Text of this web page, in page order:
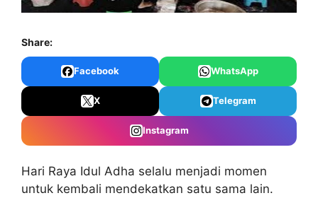
Share:
Facebook WhatsApp
X Telegram
Instagram
Hari Raya Idul Adha selalu menjadi momen
untuk kembali mendekatkan satu sama lain.